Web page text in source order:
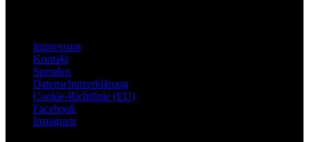
Impressum
Kontakt
Spenden
Datenschutzerklärung
Cookie-Richtlinie (EU)
Facebook
Instagram